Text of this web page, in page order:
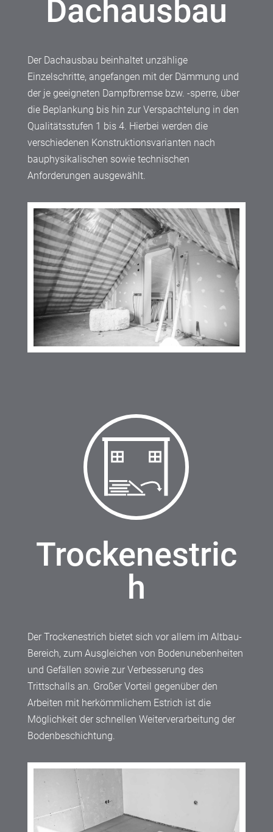
Dachausbau
Der Dachausbau beinhaltet unzählige
Einzelschritte, angefangen mit der Dämmung und
der je geeigneten Dampfbremse bzw. -sperre, über
die Beplankung bis hin zur Verspachtelung in den
Qualitätsstufen 1 bis 4. Hierbei werden die
verschiedenen Konstruktionsvarianten nach
bauphysikalischen sowie technischen
Anforderungen ausgewählt.
Trockenestric
h
Der Trockenestrich bietet sich vor allem im Altbau-
Bereich, zum Ausgleichen von Bodenunebenheiten
und Gefällen sowie zur Verbesserung des
Trittschalls an. Großer Vorteil gegenüber den
Arbeiten mit herkömmlichem Estrich ist die
Möglichkeit der schnellen Weiterverarbeitung der
Bodenbeschichtung.